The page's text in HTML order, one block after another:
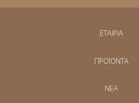
ΕΤΑΙΡΙΑ
ΠΡΟΪΟΝΤΑ
NEA